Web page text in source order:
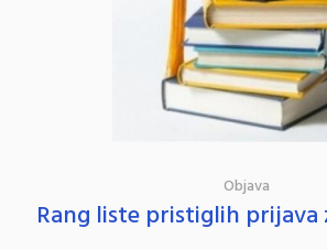
Objava
Rang liste pristiglih